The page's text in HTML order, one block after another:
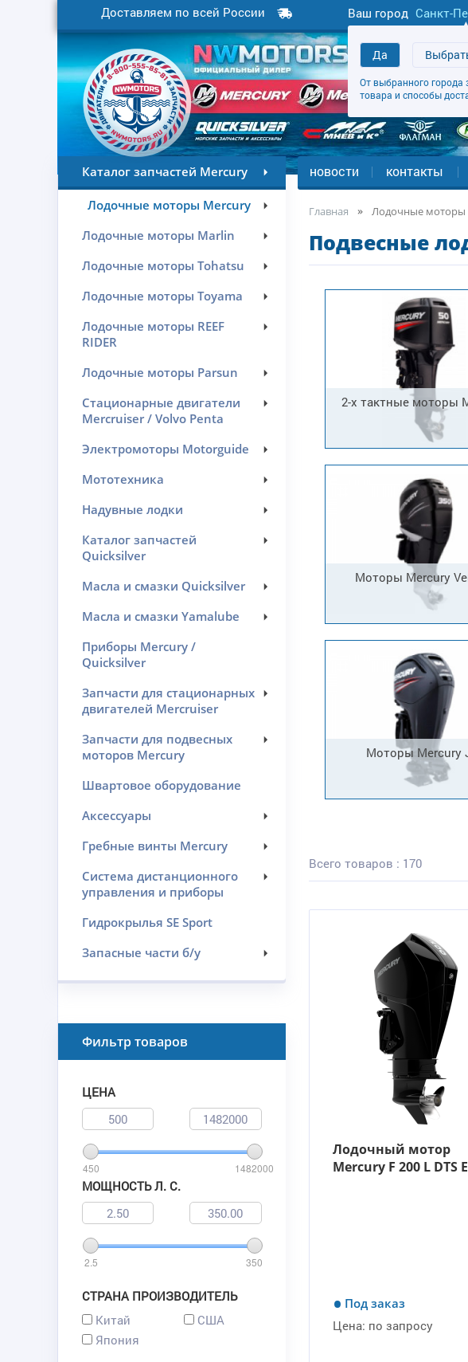
Доставляем по всей России Ваш город Санкт-
Да
От выбранного города
товара и способы
Каталог запчастей Mercury
Лодочные моторы Mercury
Лодочные моторы Marlin
Лодочные моторы Tohatsu
Лодочные моторы Toyama
Лодочные моторы REEF
RIDER
Лодочные моторы Parsun
Стационарные двигатели
Mercruiser / Volvo Penta
Электромоторы Motorguide
Мототехника
Надувные лодки
Каталог запчастей
Quicksilver
Масла и смазки Quicksilver
Масла и смазки Yamalube
Приборы Mercury /
Quicksilver
Запчасти для стационарных
двигателей Mercruiser
Запчасти для подвесных
моторов Mercury
Швартовое оборудование
Аксессуары
Гребные винты Mercury
Система дистанционного
управления и приборы
Гидрокрылья SE Sport
Запасные части б/у
Фильтр товаров
ЦЕНА
450 1482000
МОЩНОСТЬ Л. С.
2.5 350
СТРАНА ПРОИЗВОДИТЕЛЬ
Китай
США
Япония
новости контакты
Главная Лодочные моторы
Подвесные
2-х тактные моторы
Моторы Mercury
Моторы Mercury
Всего товаров : 170
Лодочный мотор
Mercury F 200 L DTS
Под заказ
Цена: по запросу